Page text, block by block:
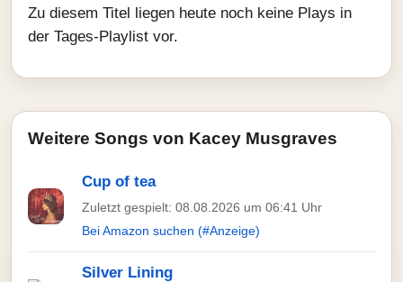
Zu diesem Titel liegen heute noch keine Plays in
der Tages-Playlist vor.
Weitere Songs von Kacey Musgraves
Cup of tea
Zuletzt gespielt: 08.08.2026 um 06:41 Uhr
Bei Amazon suchen (#Anzeige)
Silver Lining